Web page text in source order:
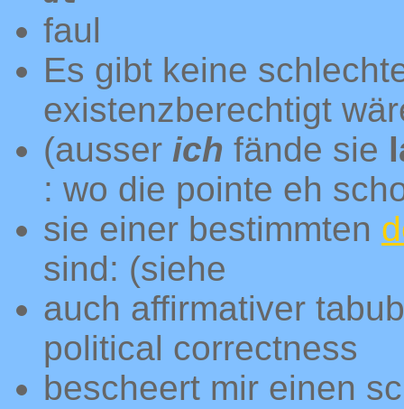
faul
Es gibt keine
existenzberechtigt
(ausser ich fände sie
: wo die pointe eh
sie einer bestimmten
sind: (siehe
auch affirmativer
political correctness
bescheert mir einen